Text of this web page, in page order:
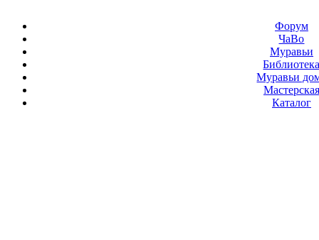
Форум
ЧаВо
Муравьи
Муравьи
Мастерская
Каталог